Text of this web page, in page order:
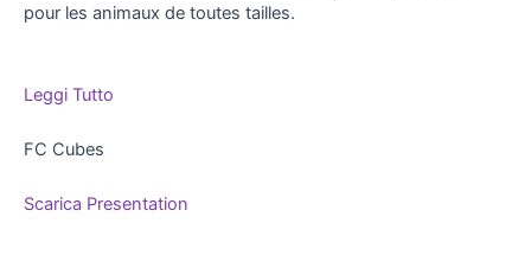
pour les animaux de toutes tailles.
Leggi Tutto
FC Cubes
Scarica Presentation